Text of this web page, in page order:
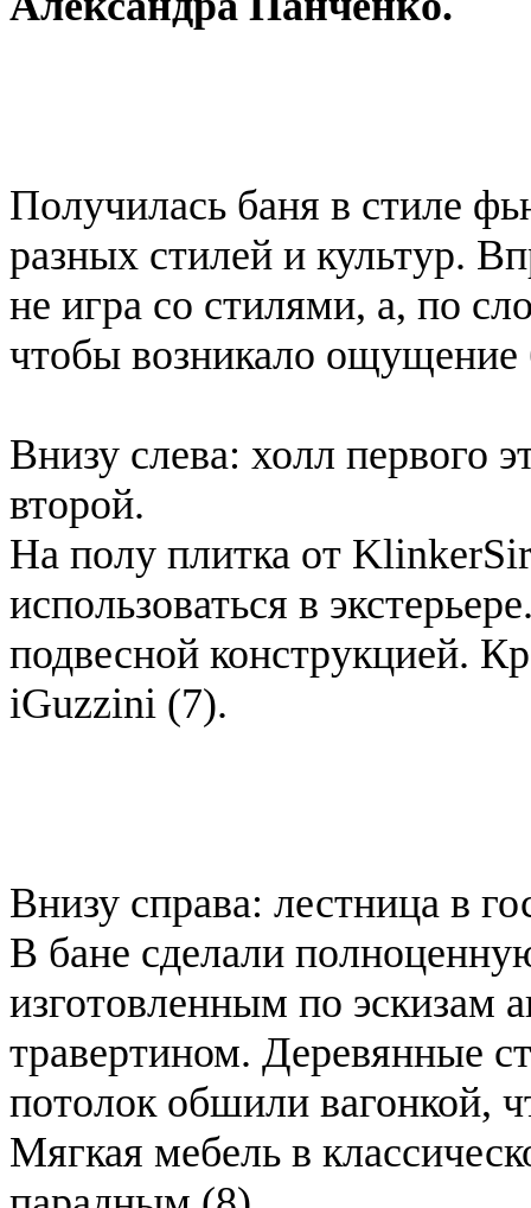
Получилась баня в стиле
разных стилей и культур.
не игра со стилями, а, по
чтобы возникало ощущение
Внизу слева: холл первого
второй.
На полу плитка от
использоваться в
подвесной конструкцией.
iGuzzini (7).
Внизу справа: лестница в
В бане сделали
изготовленным по эскизам
травертином. Деревянные
потолок обшили вагонкой,
Мягкая мебель в